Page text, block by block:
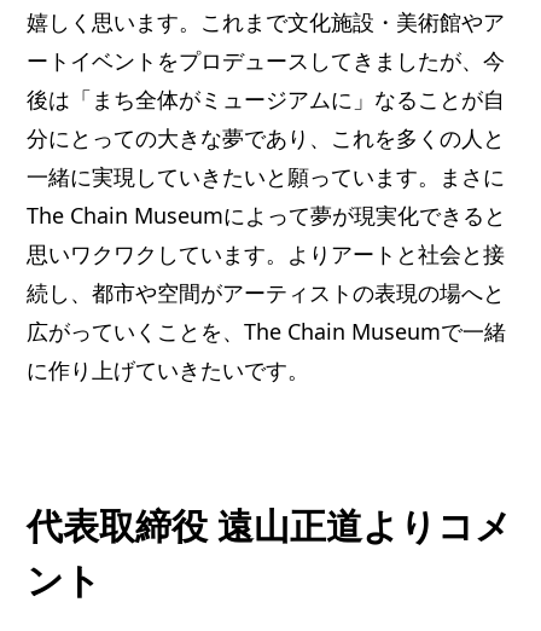
嬉しく思います。これまで文化施設・美術館やア
ートイベントをプロデュースしてきましたが、今
後は「まち全体がミュージアムに」なることが自
分にとっての大きな夢であり、これを多くの人と
一緒に実現していきたいと願っています。まさに
The Chain Museumによって夢が現実化できると
思いワクワクしています。よりアートと社会と接
続し、都市や空間がアーティストの表現の場へと
広がっていくことを、The Chain Museumで一緒
に作り上げていきたいです。
代表取締役 遠山正道よりコメ
ント